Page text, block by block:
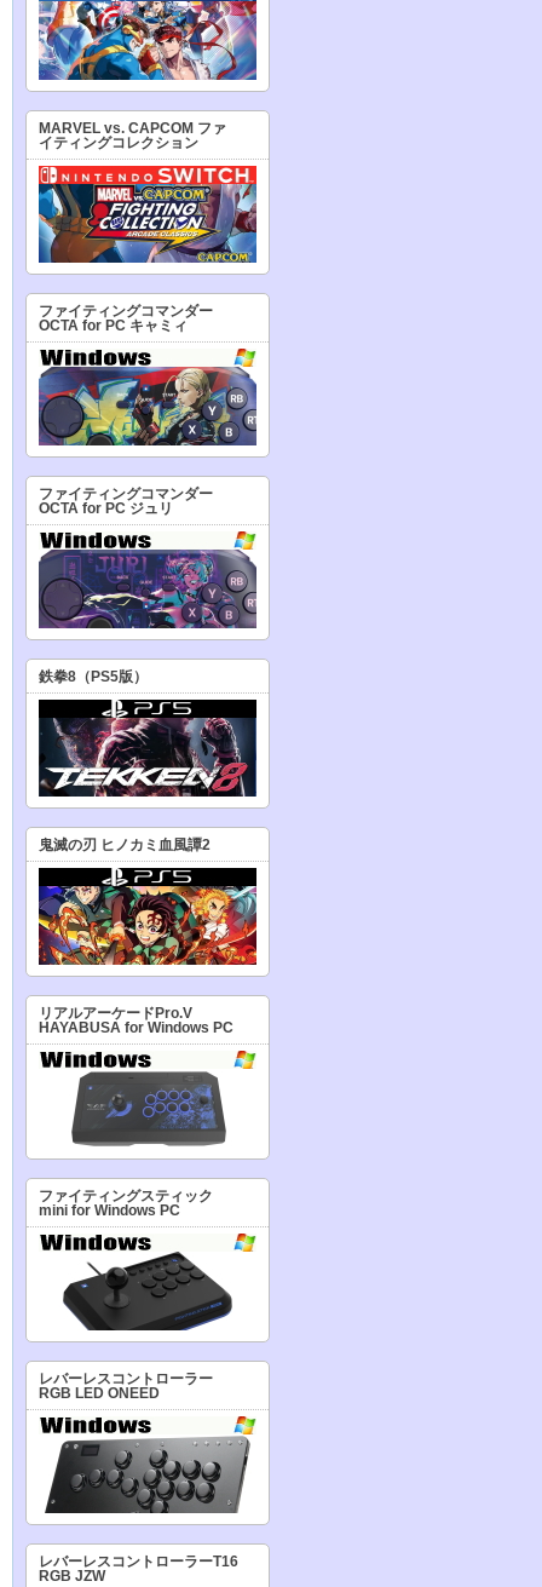
MARVEL vs. CAPCOM ファ
イティングコレクション
ファイティングコマンダー
OCTA for PC キャミィ
ファイティングコマンダー
OCTA for PC ジュリ
鉄拳8（PS5版）
鬼滅の刃 ヒノカミ血風譚2
リアルアーケードPro.V
HAYABUSA for Windows PC
ファイティングスティック
mini for Windows PC
レバーレスコントローラー
RGB LED ONEED
レバーレスコントローラーT16
RGB JZW